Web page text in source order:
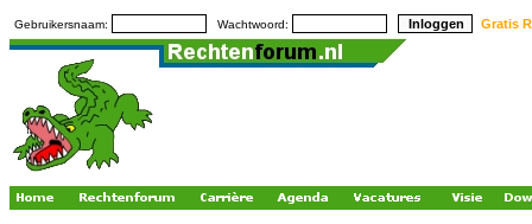
Gebruikersnaam: Wachtwoord: Gratis